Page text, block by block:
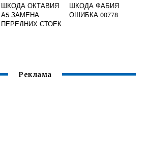
ШКОДА ОКТАВИЯ
А5 ЗАМЕНА
ПЕРЕДНИХ СТОЕК
ШКОДА ФАБИЯ
ОШИБКА 00778
Реклама